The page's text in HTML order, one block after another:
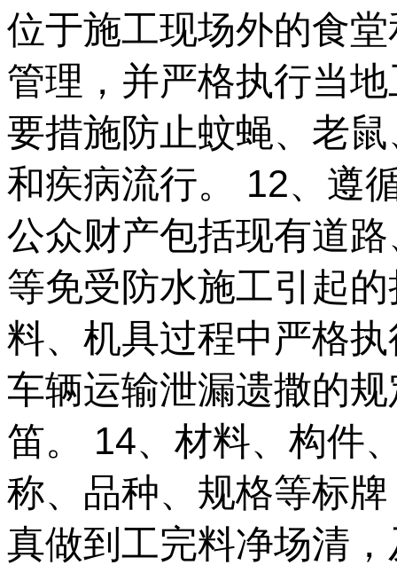
位于施工现场外的食
管理，并严格执行当
要措施防止蚊蝇、老
和疾病流行。 12、遵
公众财产包括现有道
等免受防水施工引起
料、机具过程中严格
车辆运输泄漏遗撒的
笛。 14、材料、构件
称、品种、规格等标
真做到工完料净场清